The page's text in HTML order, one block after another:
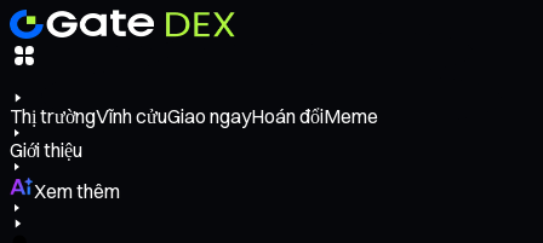
Thị trườngVĩnh cửuGiao ngayHoán đổiMeme
Giới thiệu
Xem thêm